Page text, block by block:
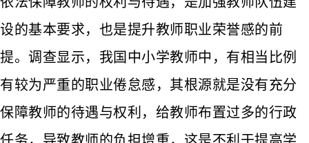
设的基本要求，也是提升教师职业荣誉感的前
提。调查显示，我国中小学教师中，有相当比例
有较为严重的职业倦怠感，其根源就是没有充分
保障教师的待遇与权利，给教师布置过多的行政